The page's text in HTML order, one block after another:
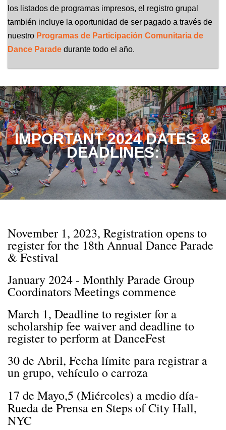
los listados de programas impresos, el registro grupal
también incluye la oportunidad de ser pagado a través de
nuestro Programas de Participación Comunitaria de
Dance Parade durante todo el año.
IMPORTANT 2024 DATES &
DEADLINES:
November 1, 2023, Registration opens to
register for the 18th Annual Dance Parade
& Festival
January 2024 - Monthly Parade Group
Coordinators Meetings commence
March 1, Deadline to register for a
scholarship fee waiver and deadline to
register to perform at DanceFest
30 de Abril, Fecha límite para registrar a
un grupo, vehículo o carroza
17 de Mayo,5 (Miércoles) a medio día-
Rueda de Prensa en Steps of City Hall,
NYC